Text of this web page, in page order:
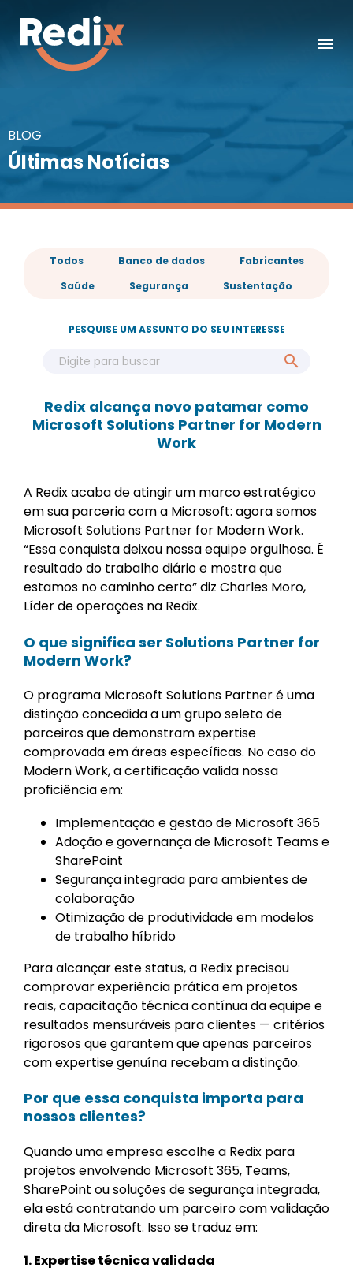
BLOG
Últimas Notícias
Todos Banco de dados
Fabricantes
Saúde
Segurança Sustentação
PESQUISE UM ASSUNTO DO SEU INTERESSE
Redix alcança novo patamar como
Microsoft Solutions Partner for Modern
Work
A Redix acaba de atingir um marco estratégico
em sua parceria com a Microsoft: agora somos
Microsoft Solutions Partner for Modern Work.
“Essa conquista deixou nossa equipe orgulhosa. É
resultado do trabalho diário e mostra que
estamos no caminho certo” diz Charles Moro,
Líder de operações na Redix.
O que significa ser Solutions Partner for
Modern Work?
O programa Microsoft Solutions Partner é uma
distinção concedida a um grupo seleto de
parceiros que demonstram expertise
comprovada em áreas específicas. No caso do
Modern Work, a certificação valida nossa
proficiência em:
Implementação e gestão de Microsoft 365
Adoção e governança de Microsoft Teams e
SharePoint
Segurança integrada para ambientes de
colaboração
Otimização de produtividade em modelos
de trabalho híbrido
Para alcançar este status, a Redix precisou
comprovar experiência prática em projetos
reais, capacitação técnica contínua da equipe e
resultados mensuráveis para clientes — critérios
rigorosos que garantem que apenas parceiros
com expertise genuína recebam a distinção.
Por que essa conquista importa para
nossos clientes?
Quando uma empresa escolhe a Redix para
projetos envolvendo Microsoft 365, Teams,
SharePoint ou soluções de segurança integrada,
ela está contratando um parceiro com validação
direta da Microsoft. Isso se traduz em:
1. Expertise técnica validada